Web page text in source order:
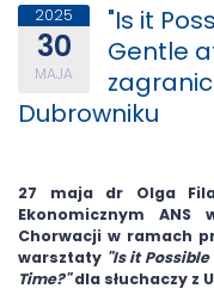
2025
30
MAJA
"Is it
Gentle
Dubrowniku
27 maja dr Olga
Ekonomicznym
Chorwacji w ramach
warsztaty "Is it
Time?"dla słuchaczy z